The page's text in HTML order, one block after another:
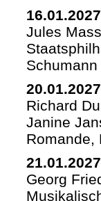
16.01.2027
Jules
Schumann
20.01.2027
Richard
Janine
Romande,
21.01.2027
Georg